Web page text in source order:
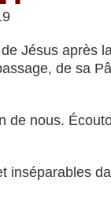
Jésus après
de sa
nous.
inséparables